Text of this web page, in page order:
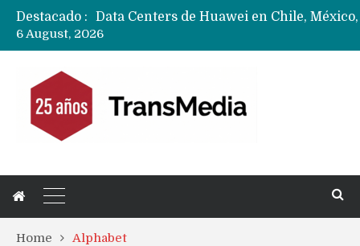
Destacado :
6 August, 2026
Home Alphabet